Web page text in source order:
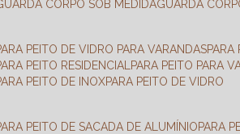
GUARDA CORPO SOB MEDIDA
GUARDA
PARA PEITO DE VIDRO PARA VARANDAS
PARA PEITO RESIDENCIAL
PARA PEITO PARA
PARA PEITO DE INOX PARA PEITO DE VIDRO
PARA PEITO DE SACADA DE ALUMÍNIO PARA